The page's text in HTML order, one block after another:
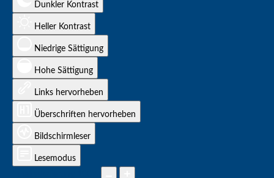
Dunkler Kontrast
Heller Kontrast
Niedrige Sättigung
Hohe Sättigung
Links hervorheben
Überschriften hervorheben
Bildschirmleser
Lesemodus